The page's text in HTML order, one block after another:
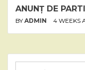
ANUNȚ DE
BY ADMIN 4 WEEKS